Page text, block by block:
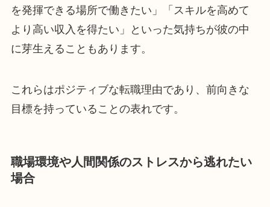
を発揮できる場所で働きたい」「スキルを高めて
より高い収入を得たい」といった気持ちが彼の中
に芽生えることもあります。
これらはポジティブな転職理由であり、前向きな
目標を持っていることの表れです。
職場環境や人間関係のストレスから逃れたい
場合